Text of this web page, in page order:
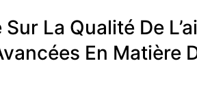
La Qualité De
En Matière